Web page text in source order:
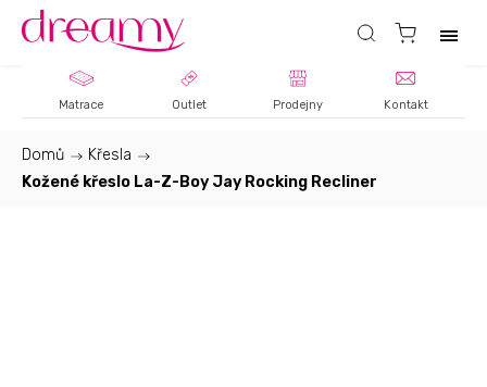
Matrace Outlet Prodejny Kontakt
Domů / Křesla /
Kožené křeslo La-Z-Boy Jay Rocking Recliner